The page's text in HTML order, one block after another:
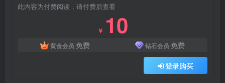
此内容为付费阅读，请付费后查看
￥ 10
黄金会员 免费 钻石会员 免费
登录购买